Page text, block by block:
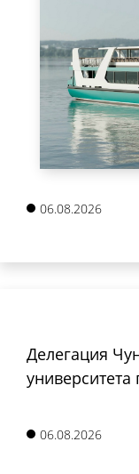
06.08.2026
Делегация
06.08.2026